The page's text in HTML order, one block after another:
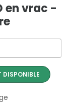
en vrac -
DISPONIBLE